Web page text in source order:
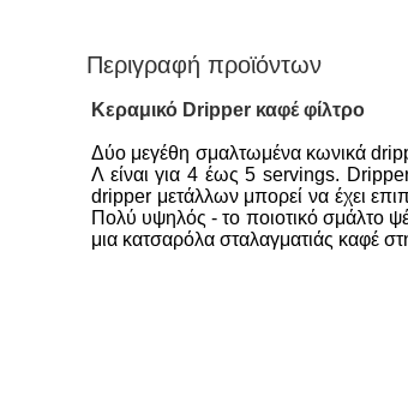
Περιγραφή προϊόντων
Κεραμικό Dripper καφέ φίλτρο
Δύο μεγέθη σμαλτωμένα κωνικά
Λ είναι για 4 έως 5 servings.
dripper μετάλλων μπορεί να έχει
Πολύ υψηλός - το ποιοτικό σμάλτο
μια κατσαρόλα σταλαγματιάς καφέ